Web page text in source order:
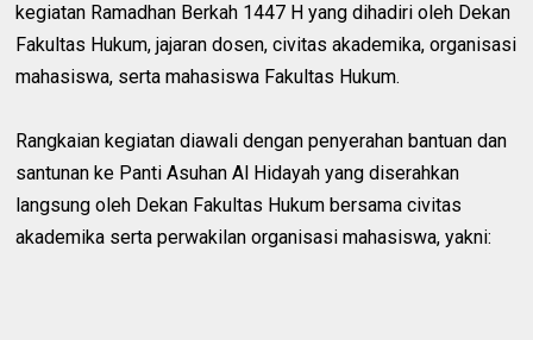
kegiatan Ramadhan Berkah 1447 H yang dihadiri oleh Dekan
Fakultas Hukum, jajaran dosen, civitas akademika, organisasi
mahasiswa, serta mahasiswa Fakultas Hukum.
Rangkaian kegiatan diawali dengan penyerahan bantuan dan
santunan ke Panti Asuhan Al Hidayah yang diserahkan
langsung oleh Dekan Fakultas Hukum bersama civitas
akademika serta perwakilan organisasi mahasiswa, yakni: